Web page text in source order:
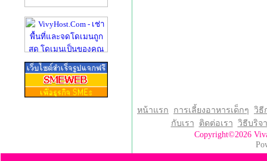
หน้าแรก การเลี้ยงอาหารเด็กๆ วิธี
กับเรา
ติดต่อเรา วิธีบริจ
Copyright©2026